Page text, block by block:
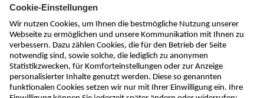
Newsletter abonnieren
absenden